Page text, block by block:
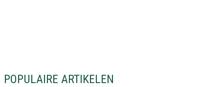
POPULAIRE ARTIKELEN